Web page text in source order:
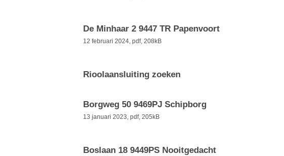
De Minhaar 2 9447 TR Papenvoort
12 februari 2024, pdf, 208kB
Rioolaansluiting zoeken
Borgweg 50 9469PJ Schipborg
13 januari 2023, pdf, 205kB
Boslaan 18 9449PS Nooitgedacht